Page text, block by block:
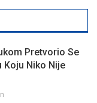
Pretvorio Se
Koju Niko Nije